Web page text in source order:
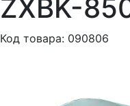
ZXBK-
Код товара: 090806